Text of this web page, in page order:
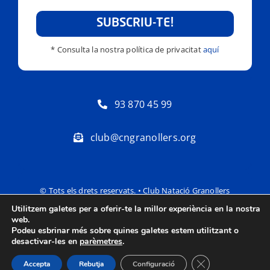
SUBSCRIU-TE!
* Consulta la nostra política de privacitataquí
93 870 45 99
club@cngranollers.org
© Tots els drets reservats. • Club Natació Granollers
Política de privacitat Avís Legal
Utilitzem galetes per a oferir-te la millor experiència en la nostra
web.
Podeu esbrinar més sobre quines galetes estem utilitzant o
desactivar-les en parèmetres.
Accepta Rebutja Configuració Tanca el bàner de